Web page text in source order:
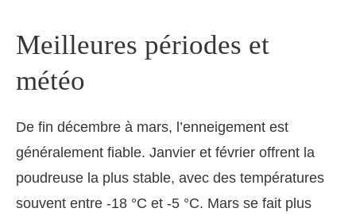
Meilleures périodes et
météo
De fin décembre à mars, l’enneigement est
généralement fiable. Janvier et février offrent la
poudreuse la plus stable, avec des températures
souvent entre -18 °C et -5 °C. Mars se fait plus